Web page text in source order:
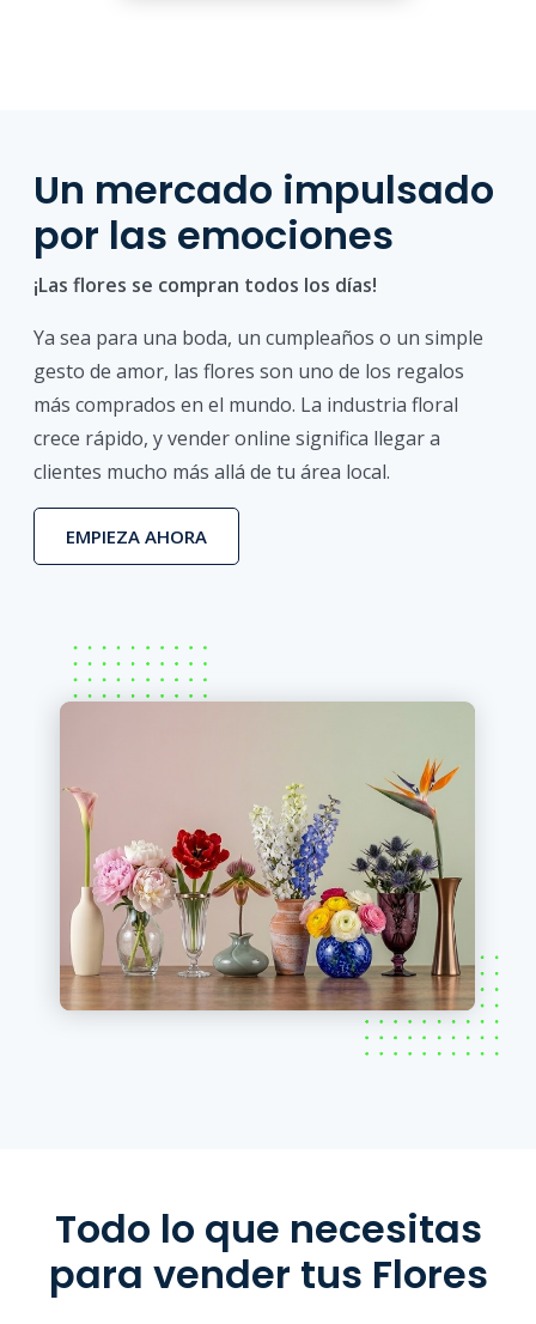
Un mercado impulsado
por las emociones
¡Las flores se compran todos los días!
Ya sea para una boda, un cumpleaños o un simple
gesto de amor, las flores son uno de los regalos
más comprados en el mundo. La industria floral
crece rápido, y vender online significa llegar a
clientes mucho más allá de tu área local.
EMPIEZA AHORA
Todo lo que necesitas
para vender tus Flores